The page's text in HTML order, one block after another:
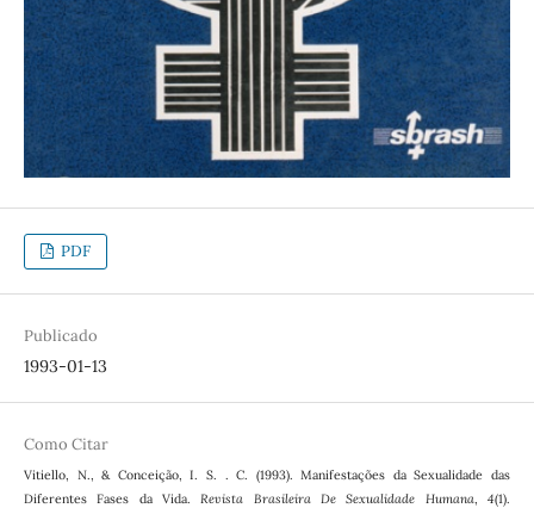
PDF
Publicado
1993-01-13
Como Citar
Vitiello, N., & Conceição, I. S. . C. (1993). Manifestações da Sexualidade das
Diferentes Fases da Vida. Revista Brasileira De Sexualidade Humana,4(1).